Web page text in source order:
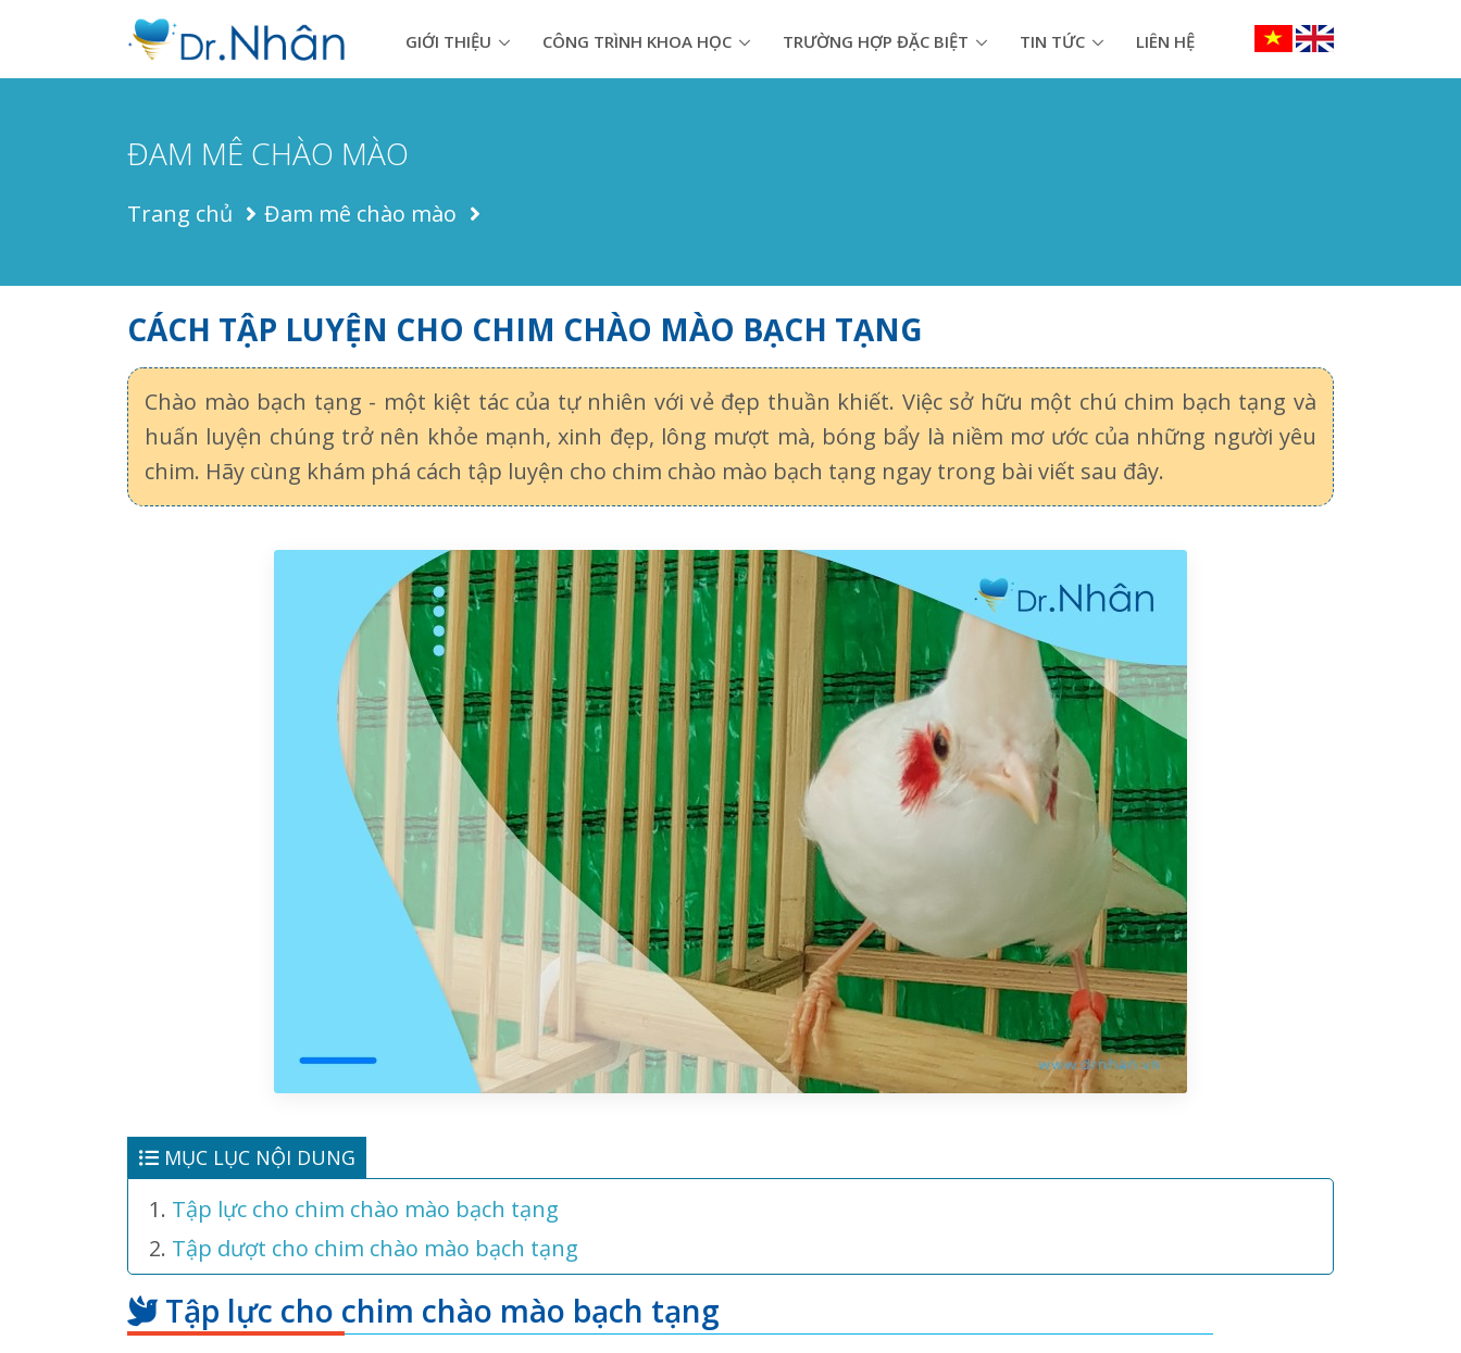
GIỚI THIỆU CÔNG TRÌNH KHOA HỌC TRƯỜNG HỢP ĐẶC BIỆT TIN TỨC LIÊN HỆ
ĐAM MÊ CHÀO MÀO
Trang chủ Đam mê chào mào
CÁCH TẬP LUYỆN CHO CHIM CHÀO MÀO BẠCH TẠNG
Chào mào bạch tạng - một kiệt tác của tự nhiên với vẻ đẹp thuần khiết. Việc sở hữu một chú chim bạch tạng và
huấn luyện chúng trở nên khỏe mạnh, xinh đẹp, lông mượt mà, bóng bẩy là niềm mơ ước của những người yêu
chim. Hãy cùng khám phá cách tập luyện cho chim chào mào bạch tạng ngay trong bài viết sau đây.
MỤC LỤC NỘI DUNG
Tập lực cho chim chào mào bạch tạng
Tập dượt cho chim chào mào bạch tạng
Tập lực cho chim chào mào bạch tạng